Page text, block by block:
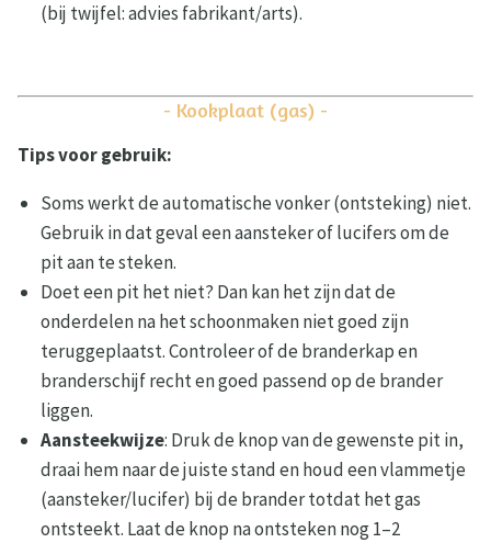
(bij twijfel: advies fabrikant/arts).
- Kookplaat (gas) -
Tips voor gebruik:
Soms werkt de automatische vonker (ontsteking) niet.
Gebruik in dat geval een aansteker of lucifers om de
pit aan te steken.
Doet een pit het niet? Dan kan het zijn dat de
onderdelen na het schoonmaken niet goed zijn
teruggeplaatst. Controleer of de branderkap en
branderschijf recht en goed passend op de brander
liggen.
Aansteekwijze: Druk de knop van de gewenste pit in,
draai hem naar de juiste stand en houd een vlammetje
(aansteker/lucifer) bij de brander totdat het gas
ontsteekt. Laat de knop na ontsteken nog 1–2